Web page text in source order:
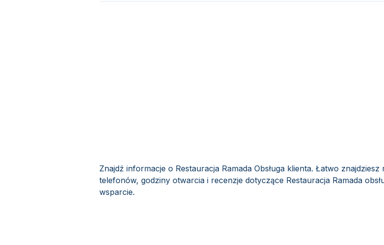
Znajdź informacje o Restauracja Ramada Obsługa klienta. Łatwo znajdziesz
telefonów, godziny otwarcia i recenzje dotyczące Restauracja Ramada
wsparcie.